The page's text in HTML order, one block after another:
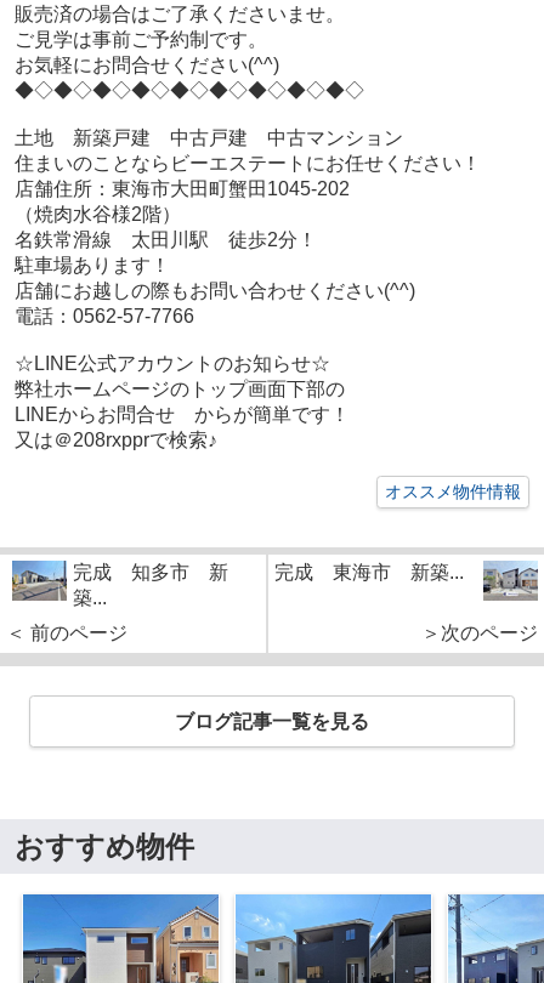
販売済の場合はご了承くださいませ。
ご見学は事前ご予約制です。
お気軽にお問合せください(^^)
◆◇◆◇◆◇◆◇◆◇◆◇◆◇◆◇◆◇
土地 新築戸建 中古戸建 中古マンション
住まいのことならビーエステートにお任せください！
店舗住所：東海市大田町蟹田1045-202
（焼肉水谷様2階）
名鉄常滑線 太田川駅 徒歩2分！
駐車場あります！
店舗にお越しの際もお問い合わせください(^^)
電話：0562-57-7766
☆LINE公式アカウントのお知らせ☆
弊社ホームページのトップ画面下部の
LINEからお問合せ からが簡単です！
又は＠208rxpprで検索♪
オススメ物件情報
完成 知多市 新
築...
＜ 前のページ
完成 東海市 新築...
＞次のページ
ブログ記事一覧を見る
おすすめ物件